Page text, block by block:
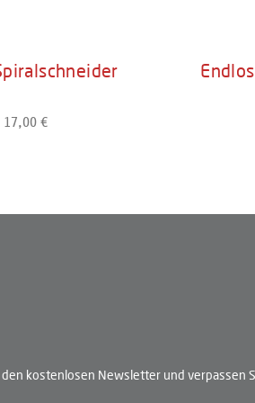
Regulärer Preis:
17,00 €
kostenlosen Newsletter und verpassen